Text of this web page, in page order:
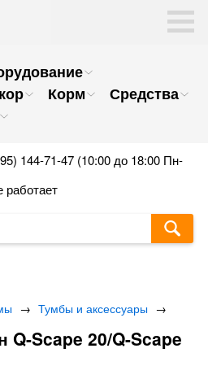
Корм
Средства
144-71-47 (10:00 до 18:00 Пн-
→ Тумбы и аксессуары →
Q-Scape 20/Q-Scape